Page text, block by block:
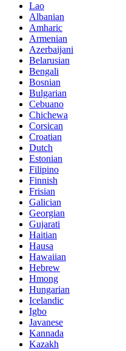
Lao
Albanian
Amharic
Armenian
Azerbaijani
Belarusian
Bengali
Bosnian
Bulgarian
Cebuano
Chichewa
Corsican
Croatian
Dutch
Estonian
Filipino
Finnish
Frisian
Galician
Georgian
Gujarati
Haitian
Hausa
Hawaiian
Hebrew
Hmong
Hungarian
Icelandic
Igbo
Javanese
Kannada
Kazakh